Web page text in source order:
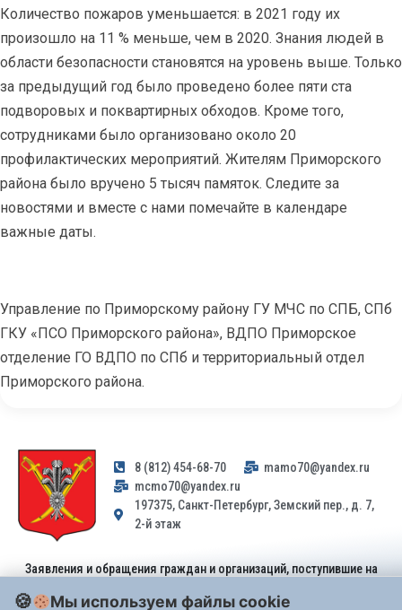
Количество пожаров уменьшается: в 2021 году их
произошло на 11 % меньше, чем в 2020. Знания людей в
области безопасности становятся на уровень выше. Только
за предыдущий год было проведено более пяти ста
подворовых и поквартирных обходов. Кроме того,
сотрудниками было организовано около 20
профилактических мероприятий. Жителям Приморского
района было вручено 5 тысяч памяток. Следите за
новостями и вместе с нами помечайте в календаре
важные даты.
Управление по Приморскому району ГУ МЧС по СПБ, СПб
ГКУ «ПСО Приморского района», ВДПО Приморское
отделение ГО ВДПО по СПб и территориальный отдел
Приморского района.
8 (812) 454-68-70
mamo70@yandex.ru
mcmo70@yandex.ru
197375, Санкт-Петербург, Земский пер., д. 7,
2-й этаж
Заявления и обращения граждан и организаций, поступившие на
Федерального закона от 02.05.2006 № 59-ФЗ. Обращения
Мы используем файлы cookie